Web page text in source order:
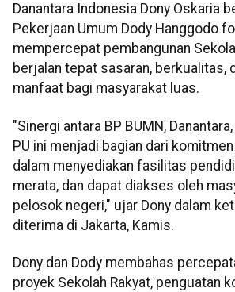
Danantara Indonesia Dony Oskaria
Pekerjaan Umum Dody Hanggodo
mempercepat pembangunan
berjalan tepat sasaran, berkualitas,
manfaat bagi masyarakat luas.
‎"Sinergi antara BP BUMN,
PU ini menjadi bagian dari
dalam menyediakan fasilitas
merata, dan dapat diakses oleh
pelosok negeri," ujar Dony dalam
diterima di Jakarta, Kamis.
Dony dan Dody membahas
proyek Sekolah Rakyat, penguatan